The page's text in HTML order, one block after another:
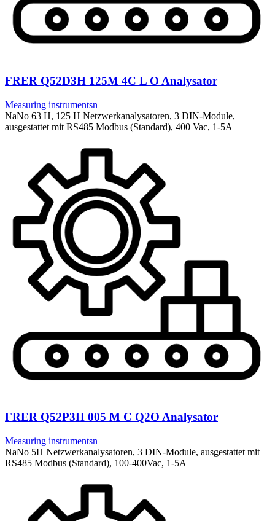
FRER Q52D3H 125M 4C L O Analysator
Measuring instrumentsn
NaNo 63 H, 125 H Netzwerkanalysatoren, 3 DIN-Module,
ausgestattet mit RS485 Modbus (Standard), 400 Vac, 1-5A
FRER Q52P3H 005 M C Q2O Analysator
Measuring instrumentsn
NaNo 5H Netzwerkanalysatoren, 3 DIN-Module, ausgestattet mit
RS485 Modbus (Standard), 100-400Vac, 1-5A